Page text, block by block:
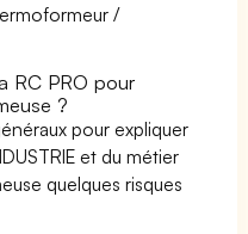
/
RC PRO pour
?
pour expliquer
et du métier
quelques risques